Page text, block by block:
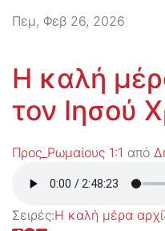
Πεμ, Φεβ 26, 2026
Η καλή
τον Ιησού
Προς_Ρωμαίους 1:1 από
Σειρές:Η καλή μέρα